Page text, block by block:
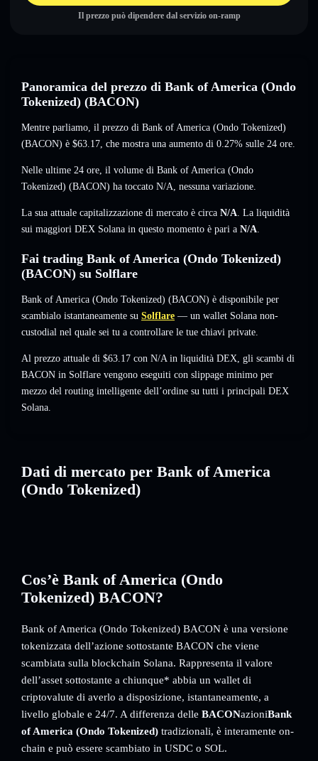
Il prezzo può dipendere dal servizio on-ramp
Panoramica del prezzo di Bank of America (Ondo
Tokenized) (BACON)
Mentre parliamo, il prezzo di Bank of America (Ondo Tokenized)
(BACON) è $63.17, che mostra una aumento di 0.27% sulle 24 ore.
Nelle ultime 24 ore, il volume di Bank of America (Ondo
Tokenized) (BACON) ha toccato N/A, nessuna variazione.
La sua attuale capitalizzazione di mercato è circa N/A. La liquidità
sui maggiori DEX Solana in questo momento è pari a N/A.
Fai trading Bank of America (Ondo Tokenized)
(BACON) su Solflare
Bank of America (Ondo Tokenized) (BACON) è disponibile per
scambialo istantaneamente su Solflare — un wallet Solana non-
custodial nel quale sei tu a controllare le tue chiavi private.
Al prezzo attuale di $63.17 con N/A in liquidità DEX, gli scambi di
BACON in Solflare vengono eseguiti con slippage minimo per
mezzo del routing intelligente dell’ordine su tutti i principali DEX
Solana.
Dati di mercato per Bank of America
(Ondo Tokenized)
Cos’è Bank of America (Ondo
Tokenized) BACON?
Bank of America (Ondo Tokenized) BACON è una versione
tokenizzata dell’azione sottostante BACON che viene
scambiata sulla blockchain Solana. Rappresenta il valore
dell’asset sottostante a chiunque* abbia un wallet di
criptovalute di averlo a disposizione, istantaneamente, a
livello globale e 24/7. A differenza delle BACONazioniBank
of America (Ondo Tokenized) tradizionali, è interamente on-
chain e può essere scambiato in USDC o SOL.